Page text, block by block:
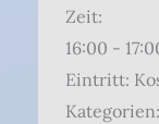
Zeit:
16:00 -
Eintritt:
Kategorien: